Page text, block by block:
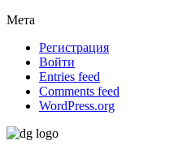
Мета
Регистрация
Войти
Entries feed
Comments feed
WordPress.org